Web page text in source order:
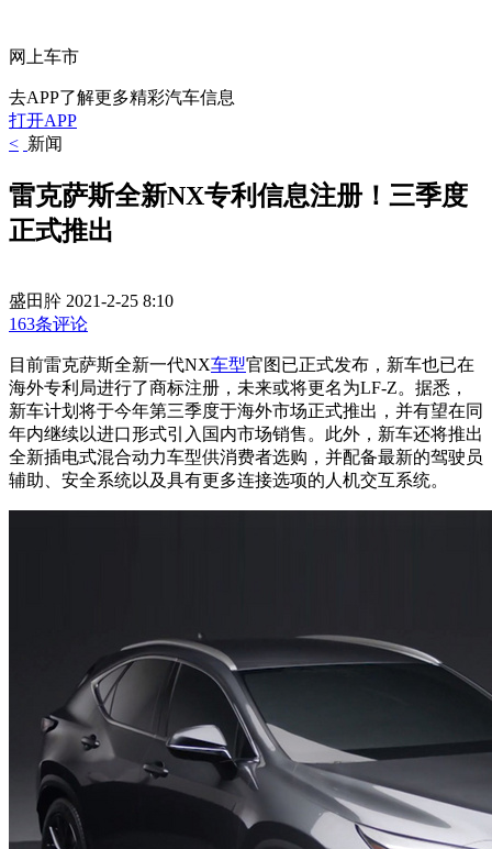
网上车市
去APP了解更多精彩汽车信息
打开APP
< 新闻
雷克萨斯全新NX专利信息注册！三季度
正式推出
盛田肸 2021-2-25 8:10
163条评论
目前雷克萨斯全新一代NX车型官图已正式发布，新车也已在
海外专利局进行了商标注册，未来或将更名为LF-Z。据悉，
新车计划将于今年第三季度于海外市场正式推出，并有望在同
年内继续以进口形式引入国内市场销售。此外，新车还将推出
全新插电式混合动力车型供消费者选购，并配备最新的驾驶员
辅助、安全系统以及具有更多连接选项的人机交互系统。